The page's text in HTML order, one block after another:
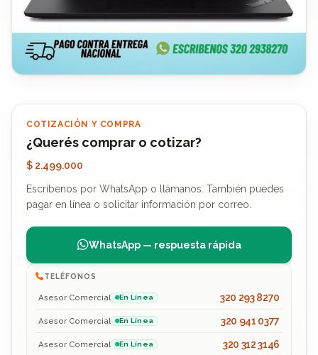
COTIZACIÓN Y COMPRA
¿Querés comprar o cotizar?
$ 2.499.000
Escríbenos por WhatsApp o llámanos. También puedes
pagar en línea o solicitar información por correo.
WhatsApp — respuesta rápida
TELÉFONOS
Asesor Comercial En Línea 320 293 8270
Asesor Comercial En Línea 320 941 0377
Asesor Comercial En Línea 320 312 3146